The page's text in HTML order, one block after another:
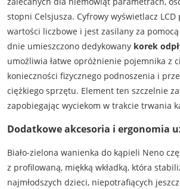
stopni Celsjusza. Cyfrowy wyświetlacz
wartości liczbowe i jest zasilany za
dnie umieszczono dedykowany korek
umożliwia łatwe opróżnienie pojemnika z
konieczności fizycznego podnoszenia i
ciężkiego sprzętu. Element ten szczelnie
zapobiegając wyciekom w trakcie trwania
Dodatkowe akcesoria i ergonomia
Biało-zielona wanienka do kąpieli Neno
z profilowaną, miękką wkładką, która
najmłodszych dzieci, niepotrafiących